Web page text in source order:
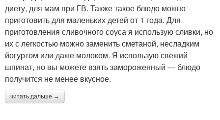
диету, для мам при ГВ. Также такое блюдо можно
приготовить для маленьких детей от 1 года. Для
приготовления сливочного соуса я использую сливки, но
их с легкостью можно заменить сметаной, несладким
йогуртом или даже молоком. Я использую свежий
шпинат, но вы можете взять замороженный — блюдо
получится не менее вкусное.
читать дальше →